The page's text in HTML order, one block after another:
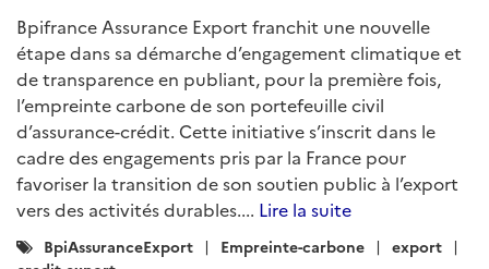
Bpifrance Assurance Export franchit une nouvelle
étape dans sa démarche d’engagement climatique et
de transparence en publiant, pour la première fois,
l’empreinte carbone de son portefeuille civil
d’assurance-crédit. Cette initiative s’inscrit dans le
cadre des engagements pris par la France pour
favoriser la transition de son soutien public à l’export
vers des activités durables.... Lire la suite
Catégories
BpiAssuranceExport Empreinte-carbone
export